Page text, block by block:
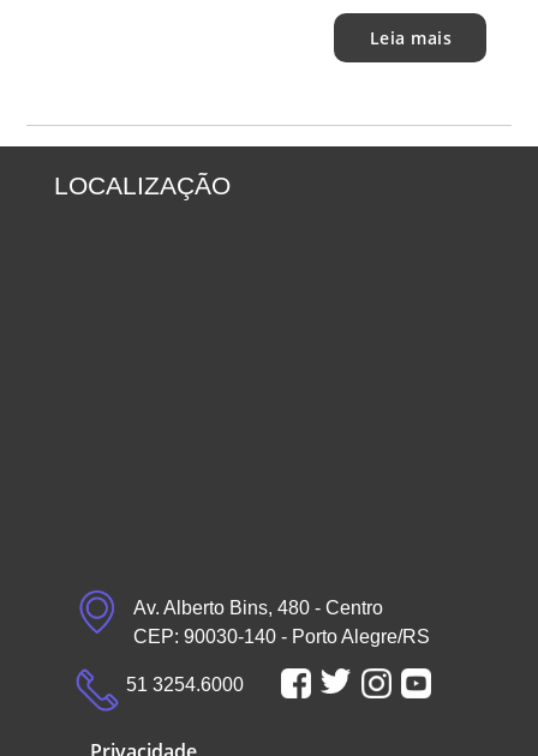
Leia mais
LOCALIZAÇÃO
Av. Alberto Bins, 480 - Centro
CEP: 90030-140 - Porto Alegre/RS
51 3254.6000